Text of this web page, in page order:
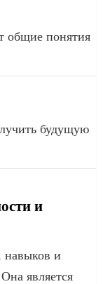
общие понятия
будущую
и
навыков и
является